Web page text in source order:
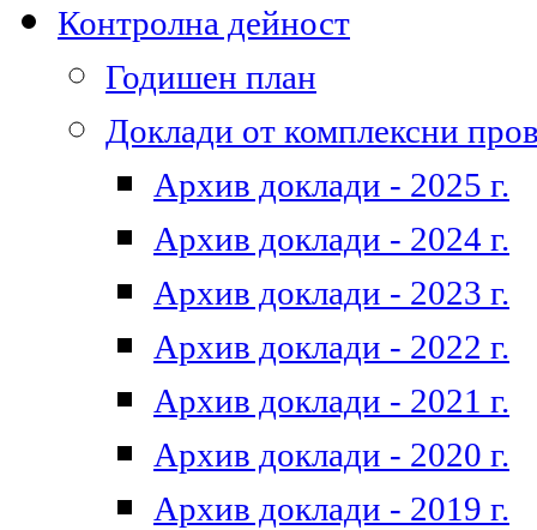
Контролна дейност
Годишен план
Доклади от комплексни
Архив доклади - 2025 г.
Архив доклади - 2024 г.
Архив доклади - 2023 г.
Архив доклади - 2022 г.
Архив доклади - 2021 г.
Архив доклади - 2020 г.
Архив доклади - 2019 г.